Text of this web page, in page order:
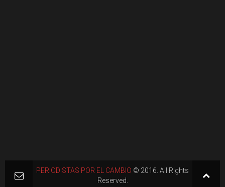
PERIODISTAS POR EL CAMBIO © 2016. All Rights
Reserved.